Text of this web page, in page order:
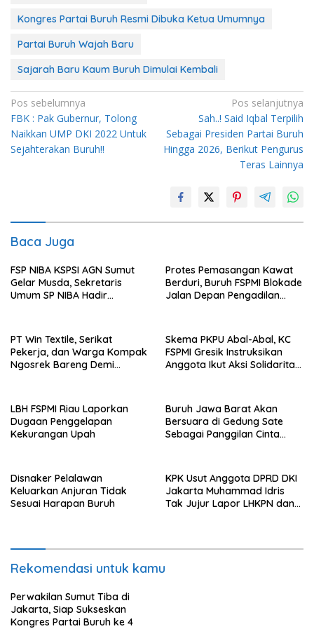
Kongres Partai Buruh Resmi Dibuka Ketua Umumnya
Partai Buruh Wajah Baru
Sajarah Baru Kaum Buruh Dimulai Kembali
Navigasi
pos
Pos sebelumnya
FBK : Pak Gubernur, Tolong
Naikkan UMP DKI 2022 Untuk
Sejahterakan Buruh!!
Pos selanjutnya
Sah..! Said Iqbal Terpilih
Sebagai Presiden Partai Buruh
Hingga 2026, Berikut Pengurus
Teras Lainnya
Baca Juga
FSP NIBA KSPSI AGN Sumut
Gelar Musda, Sekretaris
Umum SP NIBA Hadir
Protes Pemasangan Kawat
Berduri, Buruh FSPMI Blokade
Jalan Depan Pengadilan
PT Win Textile, Serikat
Pekerja, dan Warga Kompak
Ngosrek Bareng Demi
Skema PKPU Abal-Abal, KC
FSPMI Gresik Instruksikan
Anggota Ikut Aksi Solidaritas
LBH FSPMI Riau Laporkan
Dugaan Penggelapan
Kekurangan Upah
Buruh Jawa Barat Akan
Bersuara di Gedung Sate
Sebagai Panggilan Cinta
Disnaker Pelalawan
Keluarkan Anjuran Tidak
Sesuai Harapan Buruh
KPK Usut Anggota DPRD DKI
Jakarta Muhammad Idris
Tak Jujur Lapor LHKPN dan
Rekomendasi untuk kamu
Perwakilan Sumut Tiba di
Jakarta, Siap Sukseskan
Kongres Partai Buruh ke 4